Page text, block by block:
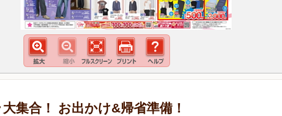
集合！ お出かけ&帰省準備！